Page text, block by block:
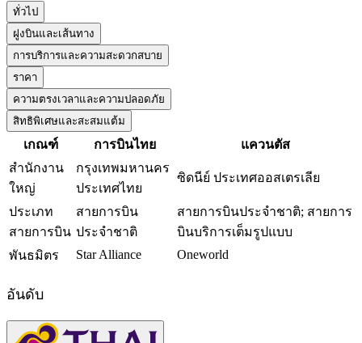
ทั่วไป
ฝูงบินและเส้นทาง
การบริการและความสะดวกสบาย
ราคา
ความตรงเวลาและความปลอดภัย
สิทธิพิเศษและสะสมแต้ม
เกณฑ์ การบินไทย
แควนตัส
สำนักงาน
ใหญ่
กรุงเทพมหานคร
ประเทศไทย
ซิดนีย์ ประเทศออสเตรเลีย
ประเภท
สายการบิน
สายการบิน
ประจำชาติ
สายการบินประจำชาติ; สายการ
บินบริการเต็มรูปแบบ
พันธมิตร
Star Alliance Oneworld
อันดับ